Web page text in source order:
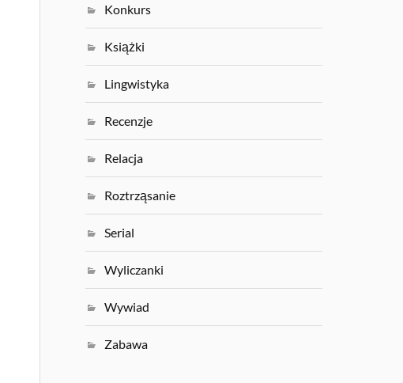
Konkurs
Książki
Lingwistyka
Recenzje
Relacja
Roztrząsanie
Serial
Wyliczanki
Wywiad
Zabawa